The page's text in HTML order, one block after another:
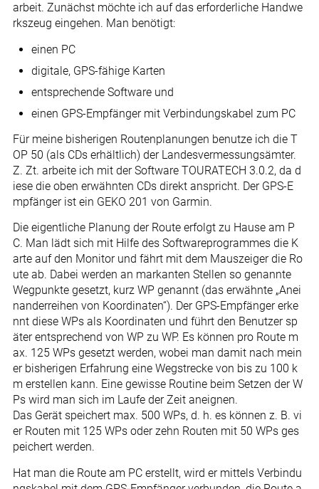
arbeit. Zunächst möchte ich auf das erforderliche Handwe
rkszeug eingehen. Man benötigt:
einen PC
digitale, GPS-fähige Karten
entsprechende Software und
einen GPS-Empfänger mit Verbindungskabel zum PC
Für meine bisherigen Routenplanungen benutze ich die T
OP 50 (als CDs erhältlich) der Landesvermessungsämter.
Z. Zt. arbeite ich mit der Software TOURATECH 3.0.2, da d
iese die oben erwähnten CDs direkt anspricht. Der GPS-E
mpfänger ist ein GEKO 201 von Garmin.
Die eigentliche Planung der Route erfolgt zu Hause am P
C. Man lädt sich mit Hilfe des Softwareprogrammes die K
arte auf den Monitor und fährt mit dem Mauszeiger die Ro
ute ab. Dabei werden an markanten Stellen so genannte
Wegpunkte gesetzt, kurz WP genannt (das erwähnte „Anei
nanderreihen von Koordinaten“). Der GPS-Empfänger erke
nnt diese WPs als Koordinaten und führt den Benutzer sp
äter entsprechend von WP zu WP. Es können pro Route m
ax. 125 WPs gesetzt werden, wobei man damit nach mein
er bisherigen Erfahrung eine Wegstrecke von bis zu 100 k
m erstellen kann. Eine gewisse Routine beim Setzen der W
Ps wird man sich im Laufe der Zeit aneignen.
Das Gerät speichert max. 500 WPs, d. h. es können z. B. vi
er Routen mit 125 WPs oder zehn Routen mit 50 WPs ges
peichert werden.
Hat man die Route am PC erstellt, wird er mittels Verbindu